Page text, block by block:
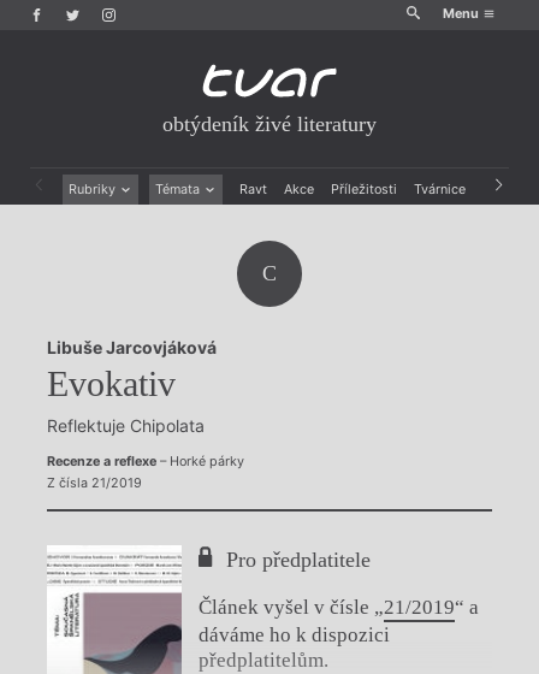
Menu
obtýdeník živé literatury
Rubriky Témata Ravt Akce Příležitosti Tvárnice Archiv
Rozhovory
Dokument
Výroční ceny
C
Libuše Jarcovjáková
Evokativ
Reflektuje Chipolata
Recenze a reflexe– Horké párky
Z čísla 21/2019
Pro předplatitele
Článek vyšel v čísle „21/2019“ a
dáváme ho k dispozici
předplatitelům.